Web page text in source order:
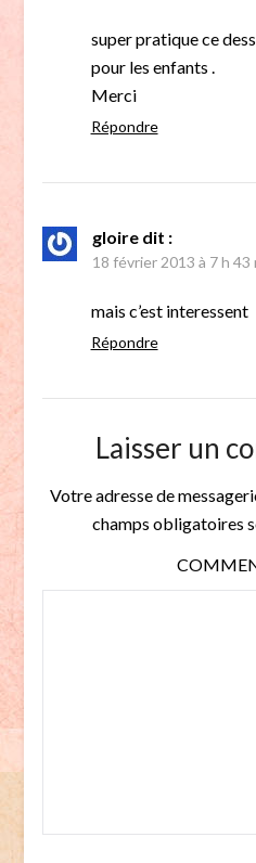
super pratique ce
pour les enfants .
Merci
Répondre
gloire dit :
18 février 2013 à 7 h 43
mais c’est interessent
Répondre
Laisser un
Votre adresse de
champs obligatoires